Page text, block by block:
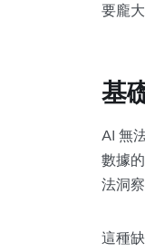
要龐
基
AI 無
數據
法洞
這種